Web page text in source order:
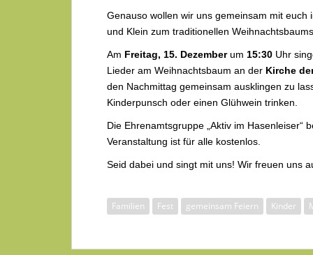
Genauso wollen wir uns gemeinsam mit
und Klein zum traditionellen
Am Freitag, 15. Dezemberum 15:30 Uhr
Lieder am Weihnachtsbaum an der Kirche
den Nachmittag gemeinsam ausklingen zu
Kinderpunsch oder einen Glühwein trinken.
Die Ehrenamtsgruppe „Aktiv im Hasenleiser“
Veranstaltung ist für alle kostenlos.
Seid dabei und singt mit uns! Wir freuen uns
Familien Fest gemeinsam Feiern Kinder